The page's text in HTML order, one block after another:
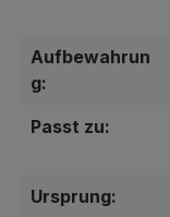
Aufbewahrun
g:
Passt zu:
Ursprung: